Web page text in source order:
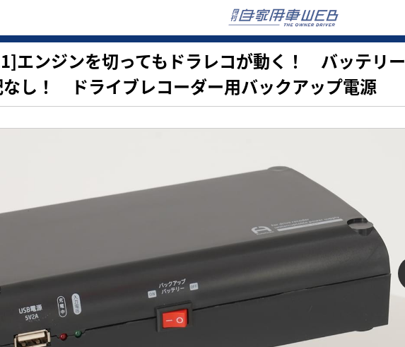
エンジンを切ってもドラレコが動く！ バッテリー
し！ ドライブレコーダー用バックアップ電源